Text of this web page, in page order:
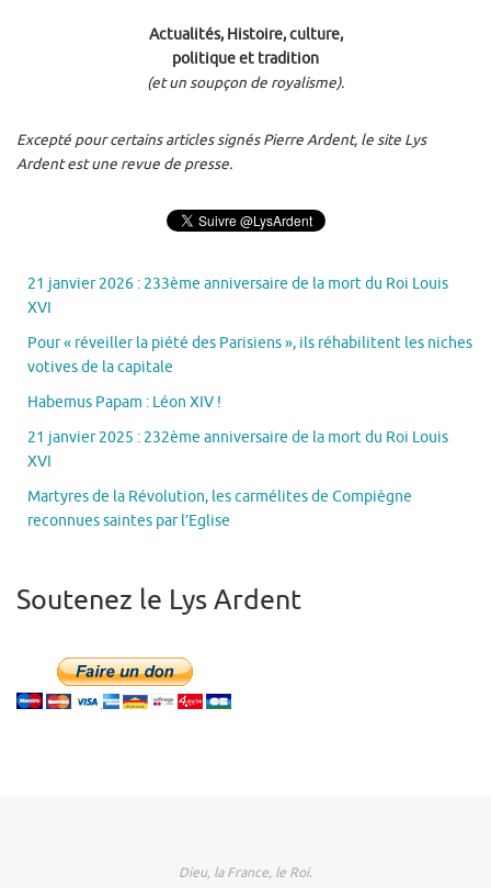
Actualités, Histoire, culture,
politique et tradition
(et un soupçon de royalisme).
Excepté pour certains articles signés Pierre Ardent, le site Lys
Ardent est une revue de presse.
21 janvier 2026 : 233ème anniversaire de la mort du Roi Louis
XVI
Pour « réveiller la piété des Parisiens », ils réhabilitent les niches
votives de la capitale
Habemus Papam : Léon XIV !
21 janvier 2025 : 232ème anniversaire de la mort du Roi Louis
XVI
Martyres de la Révolution, les carmélites de Compiègne
reconnues saintes par l’Eglise
Soutenez le Lys Ardent
Dieu, la France, le Roi.